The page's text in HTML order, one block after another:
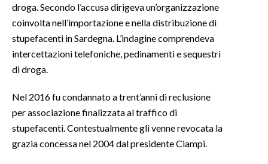
droga. Secondo l’accusa dirigeva un’organizzazione
coinvolta nell’importazione e nella distribuzione di
stupefacenti in Sardegna. L’indagine comprendeva
intercettazioni telefoniche, pedinamenti e sequestri
di droga.
Nel 2016 fu condannato a trent’anni di reclusione
per associazione finalizzata al traffico di
stupefacenti. Contestualmente gli venne revocata la
grazia concessa nel 2004 dal presidente Ciampi.